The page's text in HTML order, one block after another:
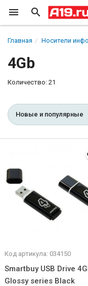
Главная Носители
4Gb
Количество: 21
Новые и популярные
Код артикула: 034150
Smartbuy USB Drive
Glossy series Black